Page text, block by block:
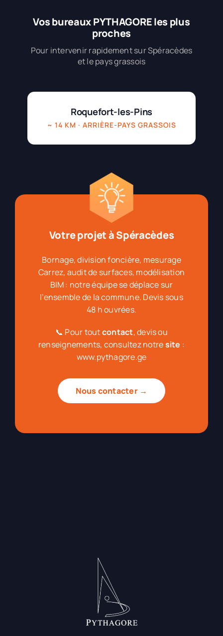
Vos bureaux PYTHAGORE les plus
proches
Pour intervenir rapidement sur Spéracèdes
et le pays grassois
Roquefort-les-Pins
~ 14 KM · ARRIÈRE-PAYS GRASSOIS
Votre projet à Spéracèdes
Bornage, division foncière, mesurage
Carrez, audit de surfaces, modélisation
BIM : notre équipe se déplace sur
l’ensemble de la commune. Devis sous
48 h ouvrées.
📞 Pour toutcontact, devis ou
renseignements, consultez notresite :
www.pythagore.ge
Nous contacter →